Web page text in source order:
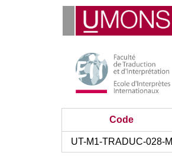
Code
UT-M1-TRADUC-028-M